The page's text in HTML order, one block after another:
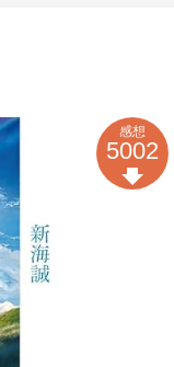
感想
5002